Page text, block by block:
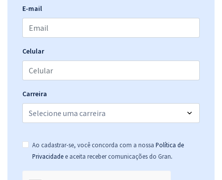
Residência SES/GO - Secretaria de Estado da Saúde de Goiás -
12x de
ou R$ 499,90 à vista
E-mail
Celular
Carreira
Ao cadastrar-se, você concorda com a nossa Política de
Privacidade e aceita receber comunicações do Gran.